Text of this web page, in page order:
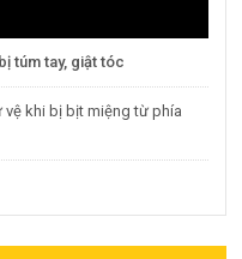
túm tay, giật tóc
vệ khi bị bịt miệng từ phía